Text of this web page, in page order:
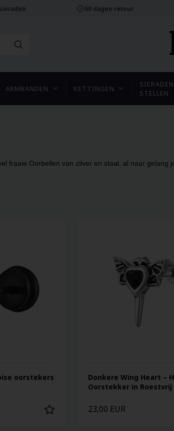
60 dagen retour
ARMBANDEN KETTINGEN
STELLEN
fraaie Oorbellen van zilver en staal, al naar
oorstekers
Donkere Wing Heart –
Oorstekker in Roestvrij
23,00 EUR